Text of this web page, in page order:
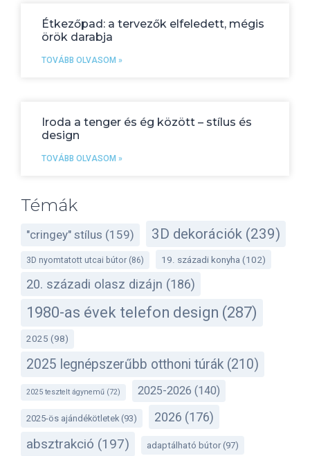
Étkezőpad: a tervezők elfeledett, mégis
örök darabja
TOVÁBB OLVASOM »
Iroda a tenger és ég között – stílus és
design
TOVÁBB OLVASOM »
Témák
"cringey" stílus (159) 3D dekorációk (239)
3D nyomtatott utcai bútor (86) 19. századi konyha (102)
20. századi olasz dizájn (186)
1980-as évek telefon design (287)
2025 (98)
2025 legnépszerűbb otthoni túrák (210)
2025 tesztelt ágynemű (72) 2025-2026 (140)
2025-ös ajándékötletek (93) 2026 (176)
absztrakció (197) adaptálható bútor(97)